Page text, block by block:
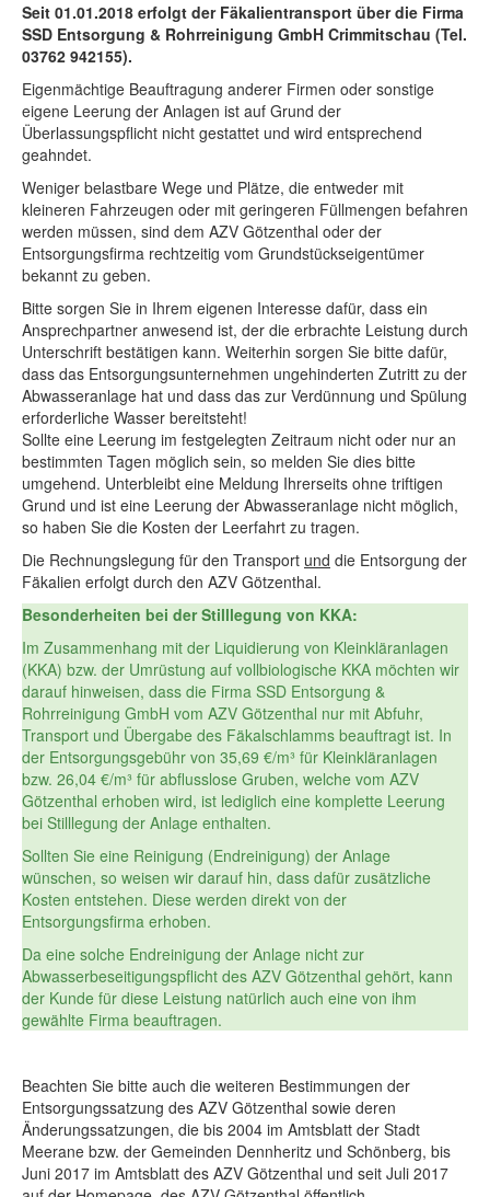
Seit 01.01.2018 erfolgt der Fäkalientransport über die Firma
SSD Entsorgung & Rohrreinigung GmbH Crimmitschau (Tel.
03762 942155).
Eigenmächtige Beauftragung anderer Firmen oder sonstige
eigene Leerung der Anlagen ist auf Grund der
Überlassungspflicht nicht gestattet und wird entsprechend
geahndet.
Weniger belastbare Wege und Plätze, die entweder mit
kleineren Fahrzeugen oder mit geringeren Füllmengen befahren
werden müssen, sind dem AZV Götzenthal oder der
Entsorgungsfirma rechtzeitig vom Grundstückseigentümer
bekannt zu geben.
Bitte sorgen Sie in Ihrem eigenen Interesse dafür, dass ein
Ansprechpartner anwesend ist, der die erbrachte Leistung durch
Unterschrift bestätigen kann. Weiterhin sorgen Sie bitte dafür,
dass das Entsorgungsunternehmen ungehinderten Zutritt zu der
Abwasseranlage hat und dass das zur Verdünnung und Spülung
erforderliche Wasser bereitsteht!
Sollte eine Leerung im festgelegten Zeitraum nicht oder nur an
bestimmten Tagen möglich sein, so melden Sie dies bitte
umgehend. Unterbleibt eine Meldung Ihrerseits ohne triftigen
Grund und ist eine Leerung der Abwasseranlage nicht möglich,
so haben Sie die Kosten der Leerfahrt zu tragen.
Die Rechnungslegung für den Transport und die Entsorgung der
Fäkalien erfolgt durch den AZV Götzenthal.
Besonderheiten bei der Stilllegung von KKA:
Im Zusammenhang mit der Liquidierung von Kleinkläranlagen
(KKA) bzw. der Umrüstung auf vollbiologische KKA möchten wir
darauf hinweisen, dass die Firma SSD Entsorgung &
Rohrreinigung GmbH vom AZV Götzenthal nur mit Abfuhr,
Transport und Übergabe des Fäkalschlamms beauftragt ist. In
der Entsorgungsgebühr von 35,69 €/m³ für Kleinkläranlagen
bzw. 26,04 €/m³ für abflusslose Gruben, welche vom AZV
Götzenthal erhoben wird, ist lediglich eine komplette Leerung
bei Stilllegung der Anlage enthalten.
Sollten Sie eine Reinigung (Endreinigung) der Anlage
wünschen, so weisen wir darauf hin, dass dafür zusätzliche
Kosten entstehen. Diese werden direkt von der
Entsorgungsfirma erhoben.
Da eine solche Endreinigung der Anlage nicht zur
Abwasserbeseitigungspflicht des AZV Götzenthal gehört, kann
der Kunde für diese Leistung natürlich auch eine von ihm
gewählte Firma beauftragen.
Beachten Sie bitte auch die weiteren Bestimmungen der
Entsorgungssatzung des AZV Götzenthal sowie deren
Änderungssatzungen, die bis 2004 im Amtsblatt der Stadt
Meerane bzw. der Gemeinden Dennheritz und Schönberg, bis
Juni 2017 im Amtsblatt des AZV Götzenthal und seit Juli 2017